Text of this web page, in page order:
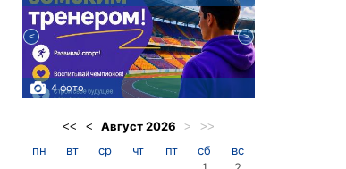
4 фото
<< < Август2026 > >>
пн вт ср чт пт сб
вс